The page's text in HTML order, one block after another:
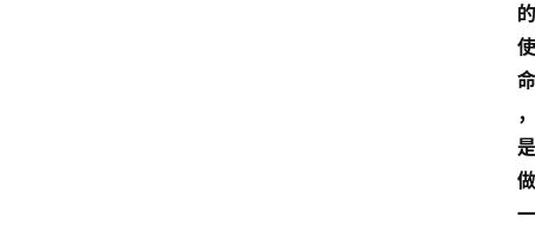
的
使
命
，
是
做
一